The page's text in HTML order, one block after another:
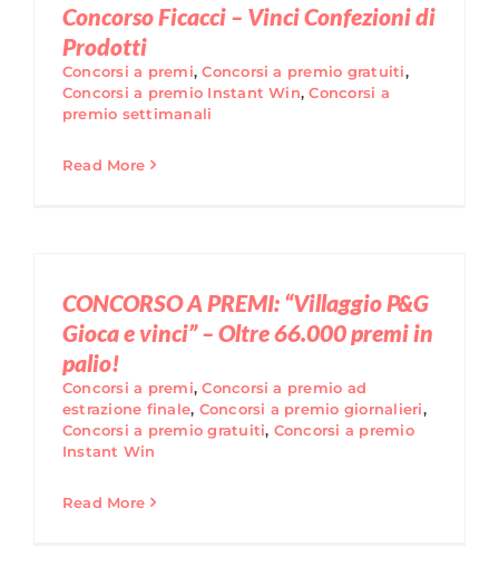
Concorso Ficacci – Vinci Confezioni di
Prodotti
Concorsi a premi,Concorsi a premio gratuiti,
Concorsi a premio Instant Win,Concorsi a
premio settimanali
Read More
CONCORSO A PREMI: “Villaggio P&G
Gioca e vinci” – Oltre 66.000 premi in
palio!
Concorsi a premi,Concorsi a premio ad
estrazione finale, Concorsi a premio giornalieri,
Concorsi a premio gratuiti, Concorsi a premio
Instant Win
Read More